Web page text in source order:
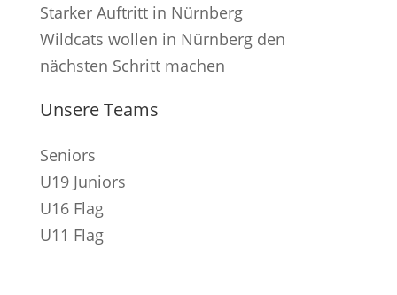
Starker Auftritt in Nürnberg
Wildcats wollen in Nürnberg den
nächsten Schritt machen
Unsere Teams
Seniors
U19 Juniors
U16 Flag
U11 Flag